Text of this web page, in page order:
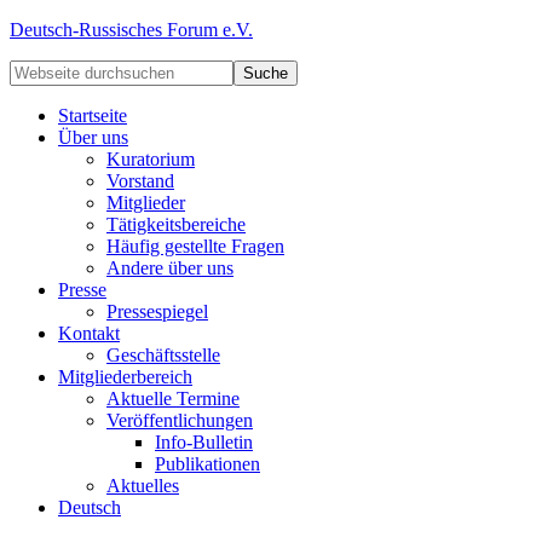
Deutsch-Russisches Forum e.V.
Startseite
Über uns
Kuratorium
Vorstand
Mitglieder
Tätigkeitsbereiche
Häufig gestellte Fragen
Andere über uns
Presse
Pressespiegel
Kontakt
Geschäftsstelle
Mitgliederbereich
Aktuelle Termine
Veröffentlichungen
Info-Bulletin
Publikationen
Aktuelles
Deutsch